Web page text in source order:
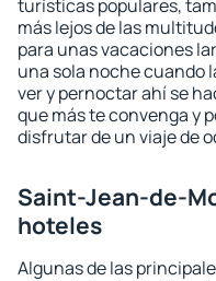
turísticas populares,
más lejos de las
para unas vacaciones
una sola noche cuando
ver y pernoctar ahí se
que más te convenga y
disfrutar de un viaje de
Saint-Jean-de-
hoteles
Algunas de las